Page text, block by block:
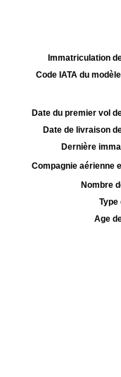
Immatriculation
Code IATA du
Date du premier vol
Date de livraison
Dernière
Compagnie aérienne
Nombre
Type
Age